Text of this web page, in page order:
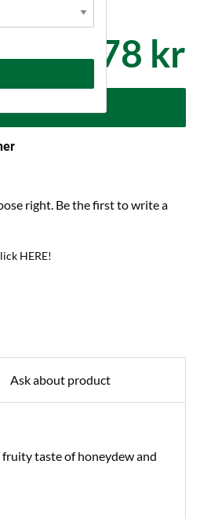
1 078 kr
right. Be the first to write a
HERE!
Ask about product
taste of honeydew and